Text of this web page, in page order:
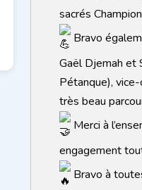
sacrés
Bravo
Gaël Djemah et
Pétanque),
très beau
Merci à
engagement
Bravo à